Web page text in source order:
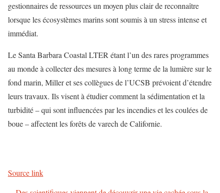
gestionnaires de ressources un moyen plus clair de reconnaître
lorsque les écosystèmes marins sont soumis à un stress intense et
immédiat.
Le Santa Barbara Coastal LTER étant l’un des rares programmes
au monde à collecter des mesures à long terme de la lumière sur le
fond marin, Miller et ses collègues de l’UCSB prévoient d’étendre
leurs travaux. Ils visent à étudier comment la sédimentation et la
turbidité – qui sont influencées par les incendies et les coulées de
boue – affectent les forêts de varech de Californie.
Source link